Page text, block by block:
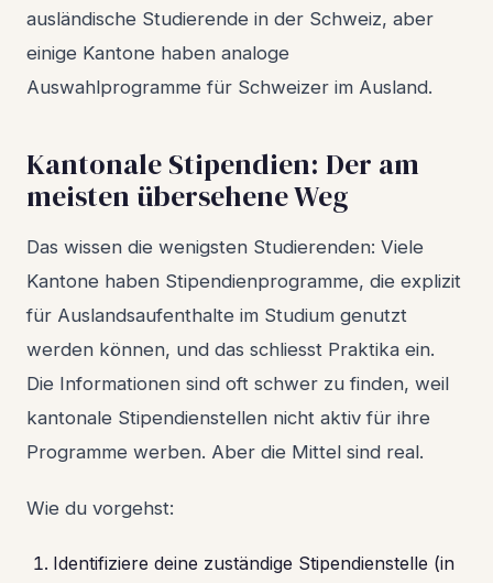
ausländische Studierende in der Schweiz, aber
einige Kantone haben analoge
Auswahlprogramme für Schweizer im Ausland.
Kantonale Stipendien: Der am
meisten übersehene Weg
Das wissen die wenigsten Studierenden: Viele
Kantone haben Stipendienprogramme, die explizit
für Auslandsaufenthalte im Studium genutzt
werden können, und das schliesst Praktika ein.
Die Informationen sind oft schwer zu finden, weil
kantonale Stipendienstellen nicht aktiv für ihre
Programme werben. Aber die Mittel sind real.
Wie du vorgehst:
Identifiziere deine zuständige Stipendienstelle (in